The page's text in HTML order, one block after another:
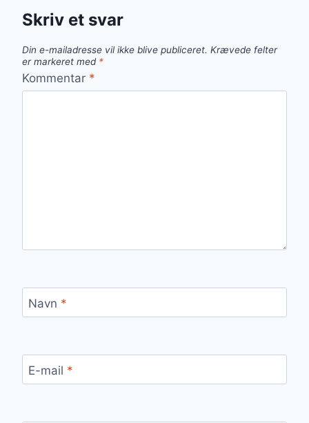
Skriv et svar
Din e-mailadresse vil ikke blive publiceret. Krævede felter
er markeret med *
Kommentar *
Navn *
E-mail *